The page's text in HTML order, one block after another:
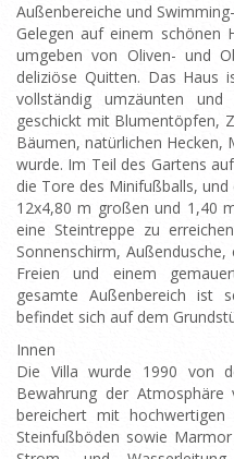
Außenbereiche und
Gelegen auf einem schönen
umgeben von Oliven- und
deliziöse Quitten. Das Haus
vollständig umzäunten
geschickt mit Blumentöpfen,
Bäumen, natürlichen Hecken,
wurde. Im Teil des Gartens
die Tore des Minifußballs,
12x4,80 m großen und 1,40
eine Steintreppe zu
Sonnenschirm,
Freien und einem
gesamte Außenbereich ist
befindet sich auf dem
Innen
Die Villa wurde 1990 von
Bewahrung der Atmosphäre
bereichert mit hochwertigen
Steinfußböden sowie